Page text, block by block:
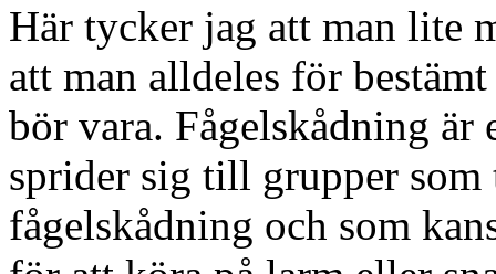
Här tycker jag att man lite
att man alldeles för
bör vara. Fågelskådning är
sprider sig till grupper
fågelskådning och som